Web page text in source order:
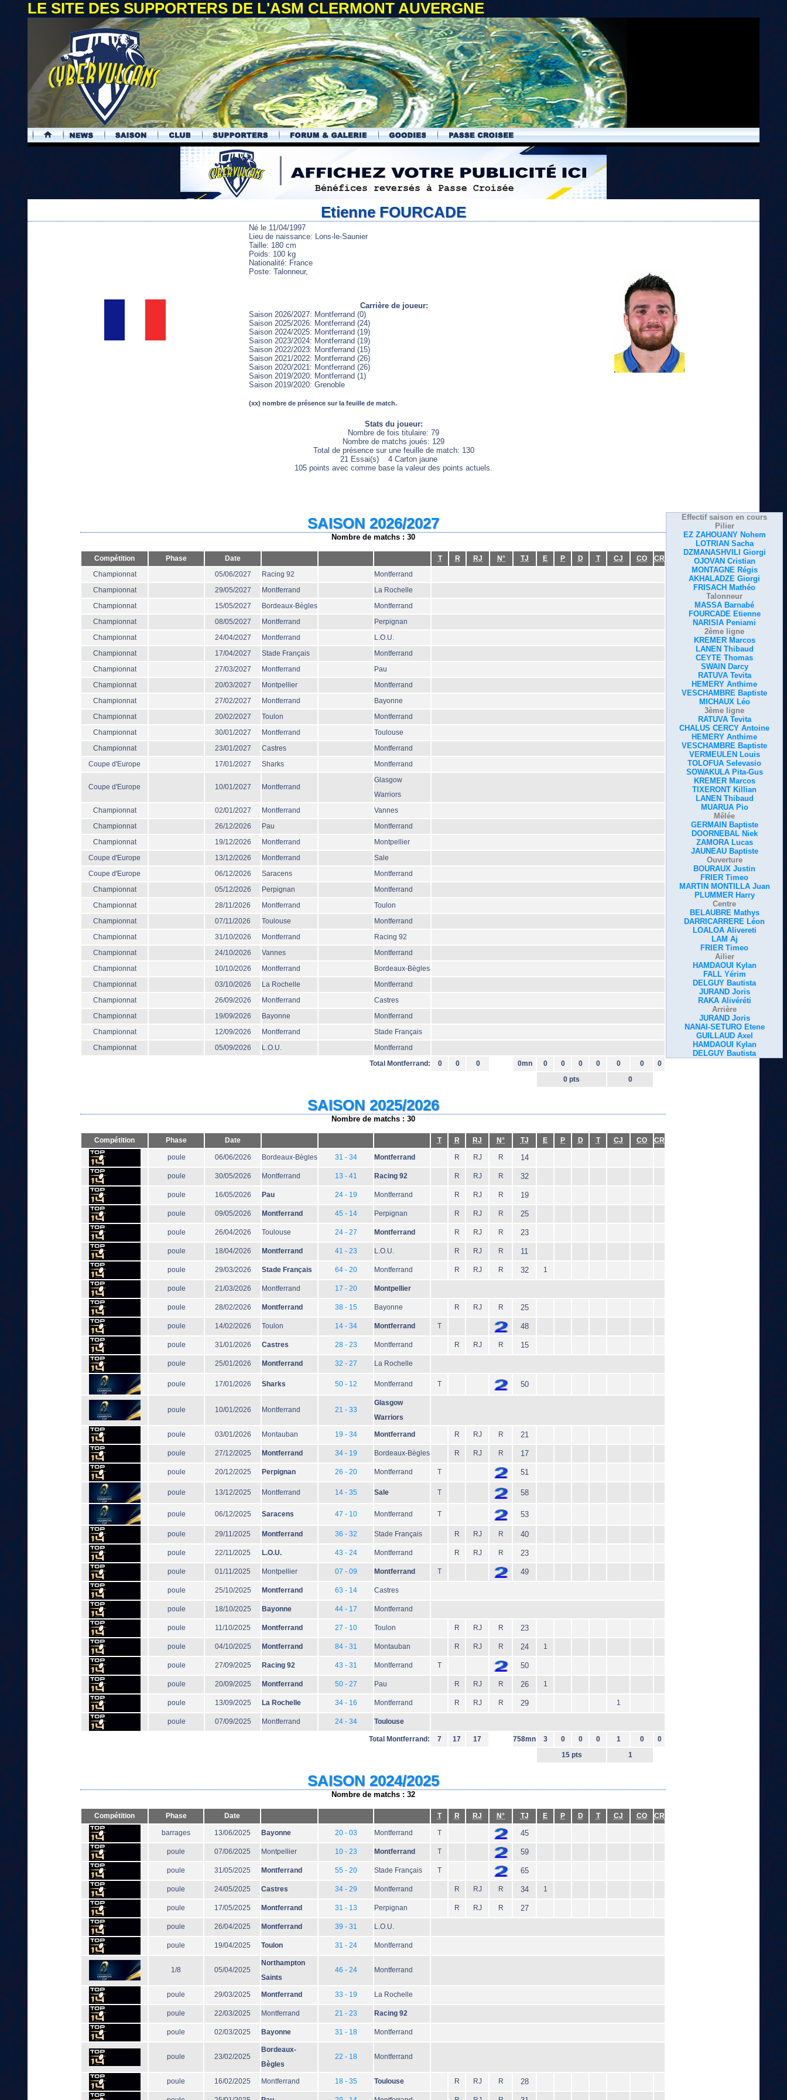
LE SITE DES SUPPORTERS DE L'ASM CLERMONT AUVERGNE
.
Etienne FOURCADE
Né le 11/04/1997
Lieu de naissance: Lons-le-Saunier
Taille: 180 cm
Poids: 100 kg
Nationalité: France
Poste: Talonneur,
Carrière de joueur:
Saison 2026/2027: Montferrand (0)
Saison 2025/2026: Montferrand (24)
Saison 2024/2025: Montferrand (19)
Saison 2023/2024: Montferrand (19)
Saison 2022/2023: Montferrand (15)
Saison 2021/2022: Montferrand (26)
Saison 2020/2021: Montferrand (26)
Saison 2019/2020: Montferrand (1)
Saison 2019/2020: Grenoble
(xx) nombre de présence sur la feuille de match.
Stats du joueur:
Nombre de fois titulaire: 79
Nombre de matchs joués: 129
Total de présence sur une feuille de match: 130
21 Essai(s) 4 Carton jaune
105 points avec comme base la valeur des points actuels.
Effectif saison en cours
Pilier
EZ ZAHOUANY Nohem
LOTRIAN Sacha
DZMANASHVILI Giorgi
OJOVAN Cristian
MONTAGNE Régis
AKHALADZE Giorgi
FRISACH Mathéo
Talonneur
MASSA Barnabé
FOURCADE Etienne
NARISIA Peniami
2ème ligne
KREMER Marcos
LANEN Thibaud
CEYTE Thomas
SWAIN Darcy
RATUVA Tevita
HEMERY Anthime
VESCHAMBRE Baptiste
MICHAUX Léo
3ème ligne
RATUVA Tevita
CHALUS CERCY Antoine
HEMERY Anthime
VESCHAMBRE Baptiste
VERMEULEN Louis
TOLOFUA Selevasio
SOWAKULA Pita-Gus
KREMER Marcos
TIXERONT Killian
LANEN Thibaud
MUARUA Pio
Mêlée
GERMAIN Baptiste
DOORNEBAL Niek
ZAMORA Lucas
JAUNEAU Baptiste
Ouverture
BOURAUX Justin
FRIER Timeo
MARTIN MONTILLA Juan
PLUMMER Harry
Centre
BELAUBRE Mathys
DARRICARRERE Léon
LOALOA Alivereti
LAM Aj
FRIER Timeo
Ailier
HAMDAOUI Kylan
FALL Yérim
DELGUY Bautista
JURAND Joris
RAKA Alivéréti
Arrière
JURAND Joris
NANAI-SETURO Etene
GUILLAUD Axel
HAMDAOUI Kylan
DELGUY Bautista
SAISON 2026/2027
Nombre de matchs : 30
Compétition Phase Date T R RJ N° TJ E P D T CJ CO
CR
Championnat
05/06/2027 Racing 92
Montferrand
Championnat
29/05/2027 Montferrand
La Rochelle
Championnat
15/05/2027 Bordeaux-Bègles
Montferrand
Championnat
08/05/2027 Montferrand
Perpignan
Championnat
24/04/2027 Montferrand
L.O.U.
Championnat
17/04/2027 Stade Français
Montferrand
Championnat
27/03/2027 Montferrand
Pau
Championnat
20/03/2027 Montpellier
Montferrand
Championnat
27/02/2027 Montferrand
Bayonne
Championnat
20/02/2027 Toulon
Montferrand
Championnat
30/01/2027 Montferrand
Toulouse
Championnat
23/01/2027 Castres
Montferrand
Coupe d'Europe
17/01/2027 Sharks Montferrand
Coupe d'Europe 10/01/2027 Montferrand
Glasgow
Warriors
Championnat
02/01/2027 Montferrand
Vannes
Championnat
26/12/2026 Pau
Montferrand
Championnat
19/12/2026 Montferrand
Montpellier
Coupe d'Europe
13/12/2026 Montferrand
Sale
Coupe d'Europe
06/12/2026 Saracens
Montferrand
Championnat
05/12/2026 Perpignan
Montferrand
Championnat
28/11/2026 Montferrand
Toulon
Championnat
07/11/2026 Toulouse
Montferrand
Championnat
31/10/2026 Montferrand
Racing 92
Championnat
24/10/2026 Vannes
Montferrand
Championnat
10/10/2026 Montferrand
Bordeaux-Bègles
Championnat
03/10/2026 La Rochelle
Montferrand
Championnat
26/09/2026 Montferrand
Castres
Championnat
19/09/2026 Bayonne
Montferrand
Championnat
12/09/2026 Montferrand
Stade Français
Championnat
05/09/2026 L.O.U.
Montferrand
Total Montferrand:
0 0 0 0mn 0 0 0 0 0 0
0
0 pts
0
SAISON 2025/2026
Nombre de matchs : 30
Compétition Phase Date T R RJ N° TJ E P D T CJ CO CR
poule 06/06/2026 Bordeaux-Bègles 31 - 34 Montferrand R RJ R 14
poule 30/05/2026 Montferrand 13 - 41 Racing 92 R RJ R 32
poule 16/05/2026 Pau 24 - 19 Montferrand R RJ R 19
poule 09/05/2026 Montferrand 45 - 14 Perpignan R RJ R 25
poule 26/04/2026 Toulouse 24 - 27 Montferrand R RJ R 23
poule 18/04/2026 Montferrand 41 - 23 L.O.U. R RJ R 11
poule 29/03/2026 Stade Français 64 - 20 Montferrand R RJ R 32 1
poule 21/03/2026 Montferrand 17 - 20 Montpellier
poule 28/02/2026 Montferrand 38 - 15 Bayonne R RJ R 25
poule 14/02/2026 Toulon 14 - 34 Montferrand T 48
poule 31/01/2026 Castres 28 - 23 Montferrand R RJ R 15
poule 25/01/2026 Montferrand 32 - 27 La Rochelle
poule 17/01/2026 Sharks 50 - 12 Montferrand T 50
poule 10/01/2026 Montferrand 21 - 33
Glasgow
Warriors
poule 03/01/2026 Montauban 19 - 34 Montferrand R RJ R 21
poule 27/12/2025 Montferrand 34 - 19 Bordeaux-Bègles R RJ R 17
poule 20/12/2025 Perpignan 26 - 20 Montferrand T 51
poule 13/12/2025 Montferrand 14 - 35 Sale T 58
poule 06/12/2025 Saracens 47 - 10 Montferrand T 53
poule 29/11/2025 Montferrand 36 - 32 Stade Français R RJ R 40
poule 22/11/2025 L.O.U. 43 - 24 Montferrand R RJ R 23
poule 01/11/2025 Montpellier 07 - 09 Montferrand T 49
poule 25/10/2025 Montferrand 63 - 14 Castres
poule 18/10/2025 Bayonne 44 - 17 Montferrand
poule 11/10/2025 Montferrand 27 - 10 Toulon R RJ R 23
poule 04/10/2025 Montferrand 84 - 31 Montauban R RJ R 24 1
poule 27/09/2025 Racing 92 43 - 31 Montferrand T 50
poule 20/09/2025 Montferrand 50 - 27 Pau R RJ R 26 1
poule 13/09/2025 La Rochelle 34 - 16 Montferrand R RJ R 29 1
poule 07/09/2025 Montferrand 24 - 34 Toulouse
Total Montferrand: 7 17 17 758mn 3 0 0 0 1 0
0
15 pts
1
SAISON 2024/2025
Nombre de matchs : 32
Compétition Phase Date T R RJ N° TJ E P D T CJ CO CR
barrages 13/06/2025 Bayonne 20 - 03 Montferrand T 45
poule 07/06/2025 Montpellier 10 - 23 Montferrand T 59
poule 31/05/2025 Montferrand 55 - 20 Stade Français T 65
poule 24/05/2025 Castres 34 - 29 Montferrand R RJ R 34 1
poule 17/05/2025 Montferrand 31 - 13 Perpignan R RJ R 27
poule 26/04/2025 Montferrand 39 - 31 L.O.U.
poule 19/04/2025 Toulon 31 - 24 Montferrand
1/8 05/04/2025
Northampton
Saints
46 - 24 Montferrand
poule 29/03/2025 Montferrand 33 - 19 La Rochelle
poule 22/03/2025 Montferrand 21 - 23 Racing 92
poule 02/03/2025 Bayonne 31 - 18 Montferrand
poule 23/02/2025
Bordeaux-
Bègles
22 - 18 Montferrand
poule 16/02/2025 Montferrand 18 - 35 Toulouse R RJ R 28